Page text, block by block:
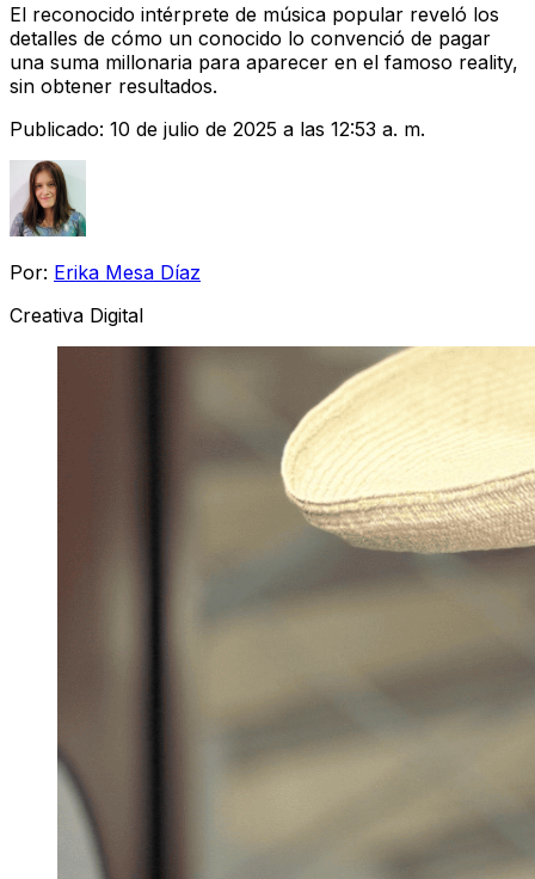
El reconocido intérprete de música popular reveló los
detalles de cómo un conocido lo convenció de pagar
una suma millonaria para aparecer en el famoso reality,
sin obtener resultados.
Publicado: 10 de julio de 2025 a las 12:53 a. m.
Por: Erika Mesa Díaz
Creativa Digital